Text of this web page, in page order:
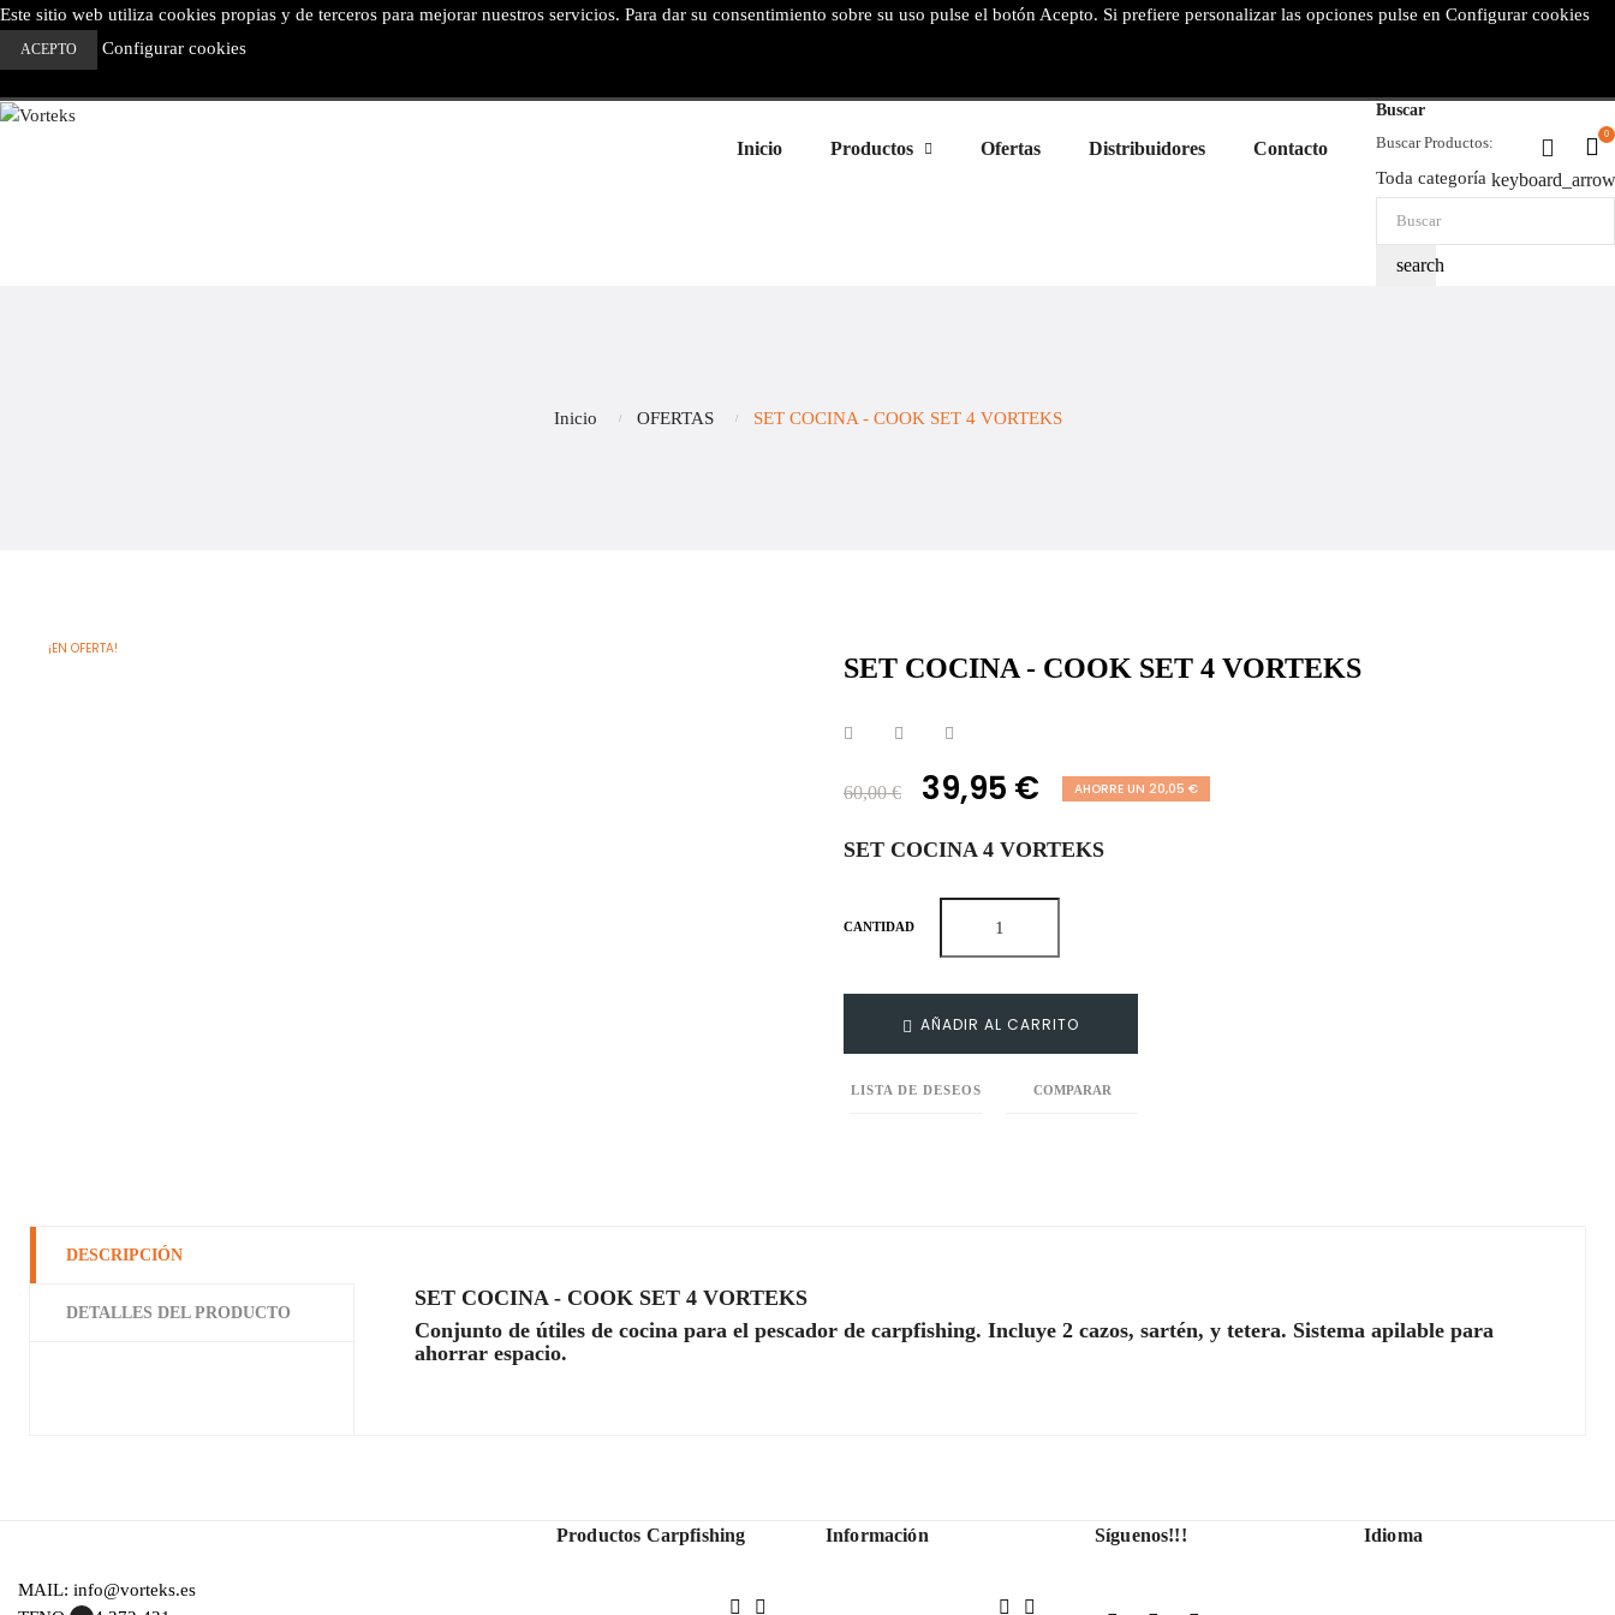
Este sitio web utiliza cookies propias y de terceros para mejorar nuestros servicios. Para dar su consentimiento sobre su uso pulse el botón Acepto. Si prefiere personalizar las opciones pulse en Configurar cookies
ACEPTO Configurar cookies
Inicio Productos Ofertas Distribuidores Contacto
0
Buscar
Buscar Productos:
Toda categoría
search
Inicio OFERTAS SET COCINA - COOK SET 4 VORTEKS
¡EN OFERTA!
SET COCINA - COOK SET 4 VORTEKS
60,00 € 39,95 € AHORRE UN 20,05 €
SET COCINA 4 VORTEKS
CANTIDAD
AÑADIR AL CARRITO
LISTA DE DESEOS COMPARAR
DESCRIPCIÓN
DETALLES DEL PRODUCTO
SET COCINA - COOK SET 4 VORTEKS
Conjunto de útiles de cocina para el pescador de carpfishing. Incluye 2 cazos, sartén, y tetera. Sistema apilable para
ahorrar espacio.
MAIL: info@vorteks.es
Productos Carpfishing
 
Información
 
Síguenos!!! Idioma